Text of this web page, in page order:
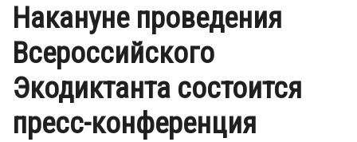
Накануне проведения
Всероссийского
Экодиктанта состоится
пресс-конференция